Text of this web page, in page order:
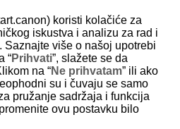
Picture Style Overview
of Custom Picture and Picture Style.
Style 1
koristi kolačiće za
iskustva i analizu za rad i
više o našoj upotrebi
“Prihvati”, slažete se da
na “Ne prihvatam” ili ako
su i čuvaju se samo
pružanje sadržaja i funkcija
ovu postavku bilo